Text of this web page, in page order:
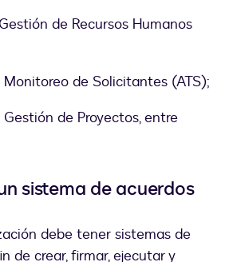
de Recursos Humanos
de Solicitantes (ATS);
de Proyectos, entre
sistema de acuerdos
debe tener sistemas de
de crear, firmar, ejecutar y